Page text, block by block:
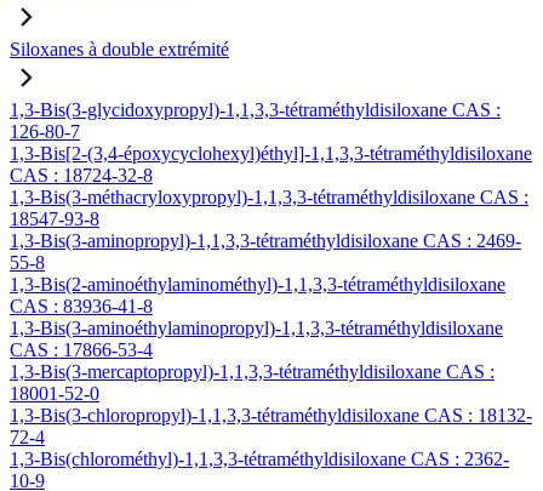
Siloxanes à double extrémité
1,3-Bis(3-glycidoxypropyl)-1,1,3,3-tétraméthyldisiloxane CAS :
126-80-7
1,3-Bis[2-(3,4-époxycyclohexyl)éthyl]-1,1,3,3-tétraméthyldisiloxane
CAS : 18724-32-8
1,3-Bis(3-méthacryloxypropyl)-1,1,3,3-tétraméthyldisiloxane CAS :
18547-93-8
1,3-Bis(3-aminopropyl)-1,1,3,3-tétraméthyldisiloxane CAS : 2469-
55-8
1,3-Bis(2-aminoéthylaminométhyl)-1,1,3,3-tétraméthyldisiloxane
CAS : 83936-41-8
1,3-Bis(3-aminoéthylaminopropyl)-1,1,3,3-tétraméthyldisiloxane
CAS : 17866-53-4
1,3-Bis(3-mercaptopropyl)-1,1,3,3-tétraméthyldisiloxane CAS :
18001-52-0
1,3-Bis(3-chloropropyl)-1,1,3,3-tétraméthyldisiloxane CAS : 18132-
72-4
1,3-Bis(chlorométhyl)-1,1,3,3-tétraméthyldisiloxane CAS : 2362-
10-9